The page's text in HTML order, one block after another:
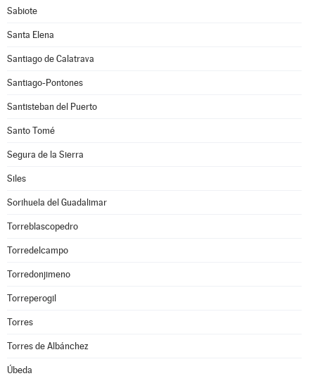
Sabiote
Santa Elena
Santiago de Calatrava
Santiago-Pontones
Santisteban del Puerto
Santo Tomé
Segura de la Sierra
Siles
Sorihuela del Guadalimar
Torreblascopedro
Torredelcampo
Torredonjimeno
Torreperogil
Torres
Torres de Albánchez
Úbeda